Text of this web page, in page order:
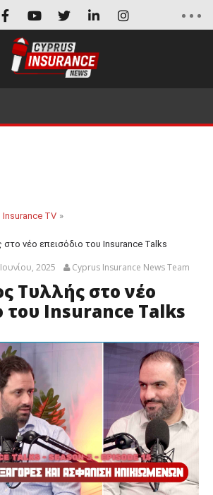
Insurance TV »
νέο επεισόδιο του Insurance Talks
2025 Cyprus Insurance News Team
Τυλλής στο νέο
του Insurance Talks